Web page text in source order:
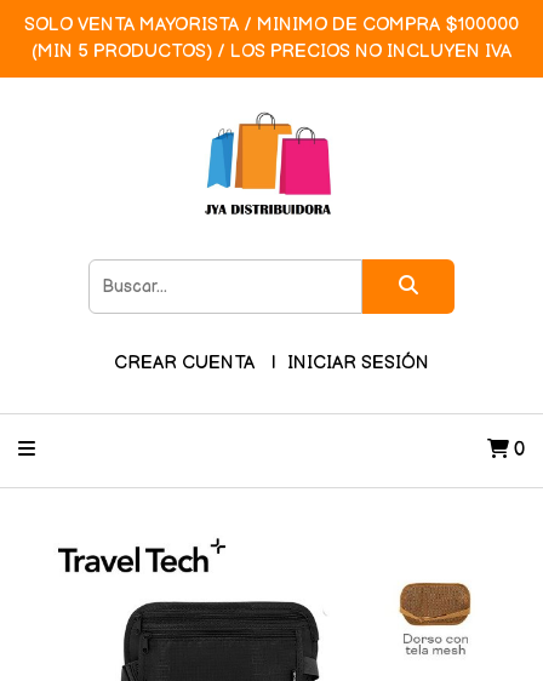
SOLO VENTA MAYORISTA / MINIMO DE COMPRA $100000
(MIN 5 PRODUCTOS) / LOS PRECIOS NO INCLUYEN IVA
CREAR CUENTA INICIAR SESIÓN
0